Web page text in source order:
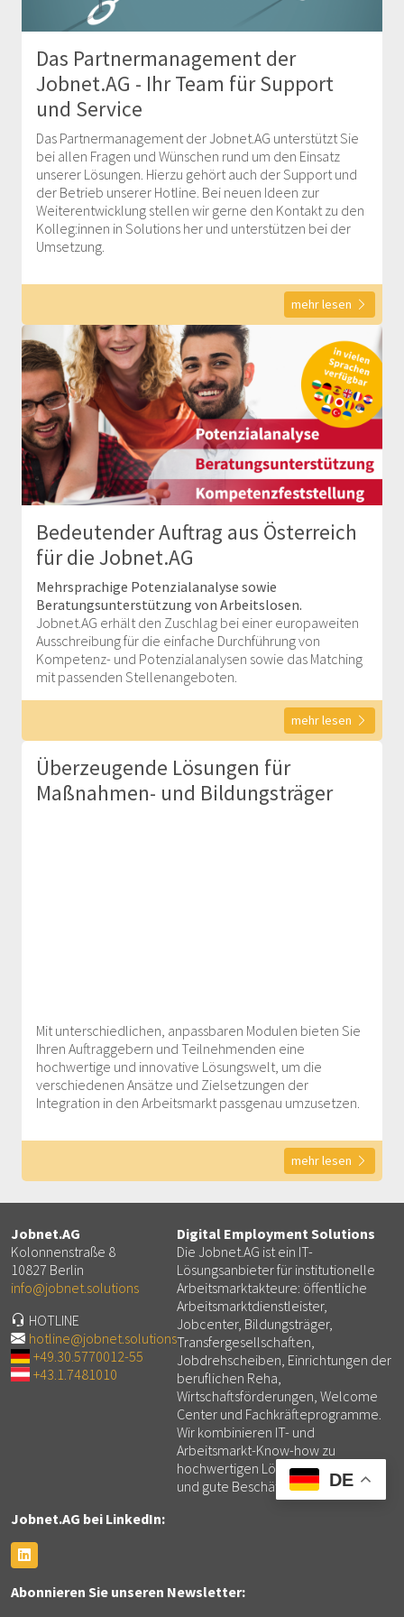
Das Partnermanagement der
Jobnet.AG - Ihr Team für Support
und Service
Das Partnermanagement der Jobnet.AG unterstützt Sie
bei allen Fragen und Wünschen rund um den Einsatz
unserer Lösungen. Hierzu gehört auch der Support und
der Betrieb unserer Hotline. Bei neuen Ideen zur
Weiterentwicklung stellen wir gerne den Kontakt zu den
Kolleg:innen in Solutions her und unterstützen bei der
Umsetzung.
mehr lesen
Bedeutender Auftrag aus Österreich
für die Jobnet.AG
Mehrsprachige Potenzialanalyse sowie
Beratungsunterstützung von Arbeitslosen.
Jobnet.AG erhält den Zuschlag bei einer europaweiten
Ausschreibung für die einfache Durchführung von
Kompetenz- und Potenzialanalysen sowie das Matching
mit passenden Stellenangeboten.
mehr lesen
Überzeugende Lösungen für
Maßnahmen- und Bildungsträger
Mit unterschiedlichen, anpassbaren Modulen bieten Sie
Ihren Auftraggebern und Teilnehmenden eine
hochwertige und innovative Lösungswelt, um die
verschiedenen Ansätze und Zielsetzungen der
Integration in den Arbeitsmarkt passgenau umzusetzen.
mehr lesen
Jobnet.AG
Kolonnenstraße 8
10827 Berlin
info@jobnet.solutions
HOTLINE
hotline@jobnet.solutions
+49.30.5770012-55
+43.1.7481010
Digital Employment Solutions
Die Jobnet.AG ist ein IT-
Lösungsanbieter für institutionelle
Arbeitsmarktakteure: öffentliche
Arbeitsmarktdienstleister,
Jobcenter, Bildungsträger,
Transfergesellschaften,
Jobdrehscheiben, Einrichtungen der
beruflichen Reha,
Wirtschaftsförderungen, Welcome
Center und Fachkräfteprogramme.
Wir kombinieren IT- und
Arbeitsmarkt-Know-how zu
hochwertigen Lösungen für mehr
und gute Beschäftigung.
Jobnet.AG bei LinkedIn:
Abonnieren Sie unseren Newsletter:
DE